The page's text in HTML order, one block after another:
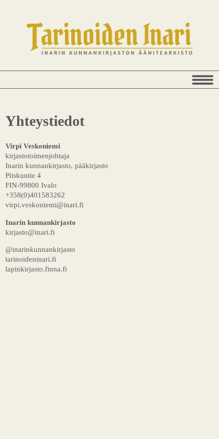
Yhteystiedot
Virpi Veskoniemi
kirjastotoimenjohtaja
Inarin kunnankirjasto, pääkirjasto
Piiskuntie 4
FIN-99800 Ivalo
+358(0)401583262
virpi.veskoniemi@inari.fi
Inarin kunnankirjasto
kirjasto@inari.fi
@inarinkunnankirjasto
tarinoideninari.fi
lapinkirjasto.finna.fi